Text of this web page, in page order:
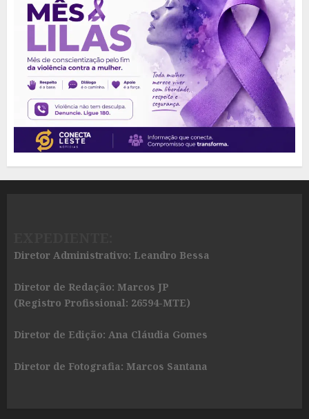
Diretor Administrativo: Leandro Bessa
Diretor de Redação: Marcos JP
(Registro Profissional: 26594-MTE)
Diretor de Edição: Ana Cláudia Gomes
Diretor de Fotografia: Marcos Santana